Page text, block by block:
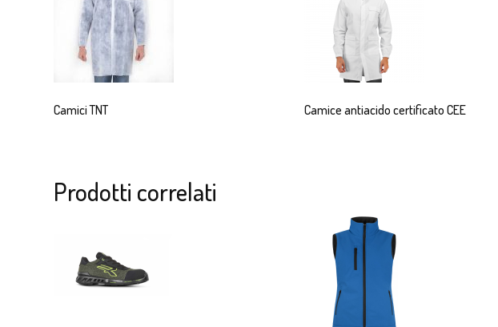
Camici TNT Camice antiacido certificato CEE
Prodotti correlati